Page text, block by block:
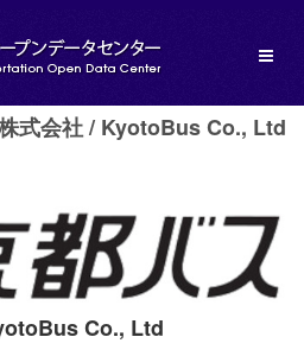
式会社 / KyotoBus Co., Ltd
Co., Ltd